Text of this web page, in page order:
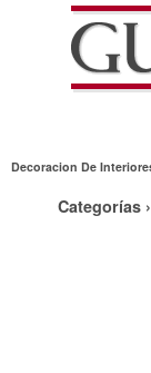
Decoracion De
Categorías ›